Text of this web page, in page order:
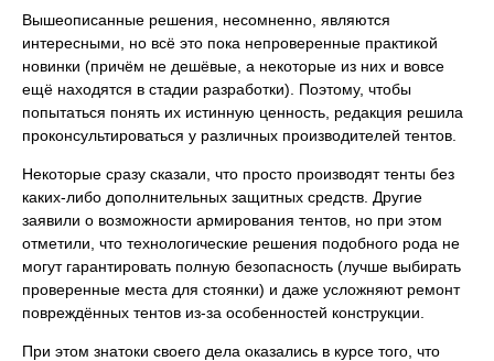
Вышеописанные решения, несомненно, являются
интересными, но всё это пока непроверенные практикой
новинки (причём не дешёвые, а некоторые из них и вовсе
ещё находятся в стадии разработки). Поэтому, чтобы
попытаться понять их истинную ценность, редакция решила
проконсультироваться у различных производителей тентов.
Некоторые сразу сказали, что просто производят тенты без
каких-либо дополнительных защитных средств. Другие
заявили о возможности армирования тентов, но при этом
отметили, что технологические решения подобного рода не
могут гарантировать полную безопасность (лучше выбирать
проверенные места для стоянки) и даже усложняют ремонт
повреждённых тентов из-за особенностей конструкции.
При этом знатоки своего дела оказались в курсе того, что